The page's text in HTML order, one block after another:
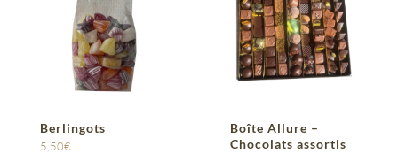
Berlingots
5,50€
Boîte Allure –
Chocolats assortis